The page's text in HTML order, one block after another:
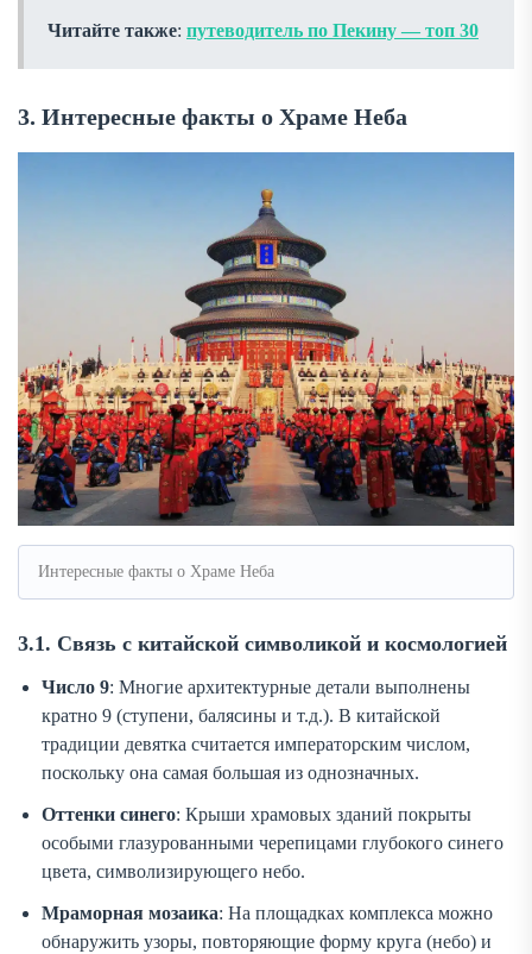
Читайте также: путеводитель по Пекину — топ 30
3. Интересные факты о Храме Неба
Интересные факты о Храме Неба
3.1. Связь с китайской символикой и космологией
Число 9: Многие архитектурные детали выполнены
кратно 9 (ступени, балясины и т.д.). В китайской
традиции девятка считается императорским числом,
поскольку она самая большая из однозначных.
Оттенки синего: Крыши храмовых зданий покрыты
особыми глазурованными черепицами глубокого синего
цвета, символизирующего небо.
Мраморная мозаика: На площадках комплекса можно
обнаружить узоры, повторяющие форму круга (небо) и